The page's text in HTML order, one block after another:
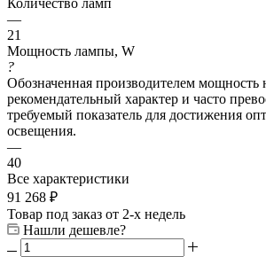
—
21
Мощность лампы, W
?
Обозначенная производителем мощность
рекомендательный характер и часто
требуемый показатель для достижения
освещения.
—
40
Все характеристики
91 268 ₽
Товар под заказ от 2-х недель
Нашли дешевле?